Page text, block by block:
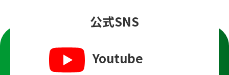
公式SNS
Youtube